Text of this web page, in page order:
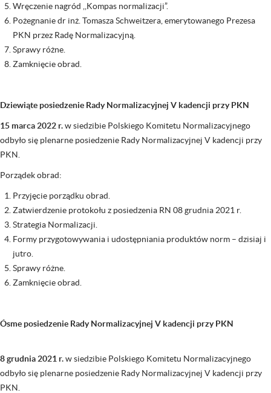
Wręczenie nagród ,,Kompas normalizacji”.
Pożegnanie dr inż. Tomasza Schweitzera, emerytowanego Prezesa
PKN przez Radę Normalizacyjną.
Sprawy różne.
Zamknięcie obrad.
Dziewiąte posiedzenie Rady Normalizacyjnej V kadencji przy PKN
15 marca 2022 r.w siedzibie Polskiego Komitetu Normalizacyjnego
odbyło się plenarne posiedzenie Rady Normalizacyjnej V kadencji przy
PKN.
Porządek obrad:
Przyjęcie porządku obrad.
Zatwierdzenie protokołu z posiedzenia RN 08 grudnia 2021 r.
Strategia Normalizacji.
Formy przygotowywania i udostępniania produktów norm – dzisiaj i
jutro.
Sprawy różne.
Zamknięcie obrad.
Ósme posiedzenie Rady Normalizacyjnej V kadencji przy PKN
8 grudnia 2021 r.w siedzibie Polskiego Komitetu Normalizacyjnego
odbyło się plenarne posiedzenie Rady Normalizacyjnej V kadencji przy
PKN.